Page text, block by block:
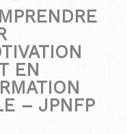
EN
– JPNFP